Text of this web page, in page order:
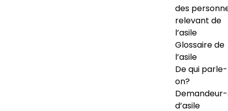
des
relevant de
l’asile
Glossaire de
l’asile
De qui
on?
d’asile